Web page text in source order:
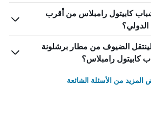
كابيتول رامبلاس من أقرب
الضيوف من مطار برشلونة
كابيتول رامبلاس؟
من الأسئلة الشائعة